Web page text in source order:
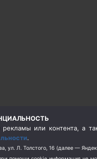
или контента, а
.
ул. Л. Толстого, 16 (далее —